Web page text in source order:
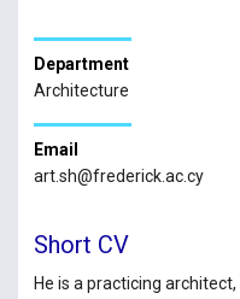
Department
Architecture
Email
art.sh@frederick.ac.cy
Short CV
He is a practicing